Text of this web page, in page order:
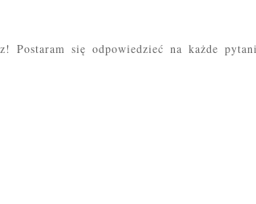
Postaram się odpowiedzieć na każde